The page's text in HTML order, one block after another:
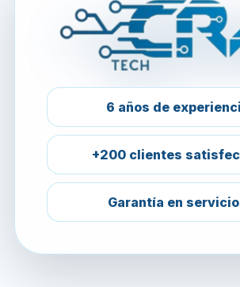
6 años de
+200 clientes
Garantía en